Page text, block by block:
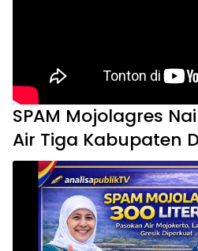
SPAM Mojolagres
Air Tiga Kabupaten